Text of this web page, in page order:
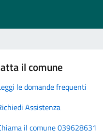
il comune
le domande frequenti
Assistenza
il comune 039628631